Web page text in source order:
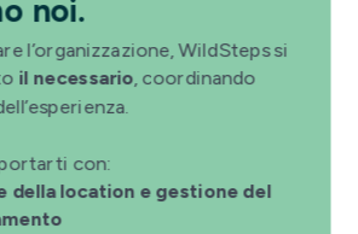
noi.
l’organizzazione, WildSteps si
il necessario, coordinando
con:
della location e gestione del